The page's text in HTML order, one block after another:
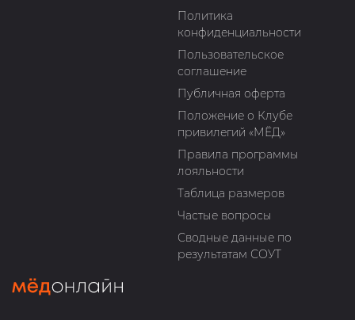
Политика
конфиденциальности
Пользовательское
соглашение
Публичная оферта
Положение о Клубе
привилегий «МЁД»
Правила программы
лояльности
Таблица размеров
Частые вопросы
Сводные данные по
результатам СОУТ